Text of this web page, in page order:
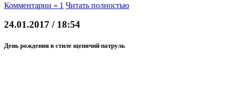
Комментарии » 1 Читать полностью
24.01.2017 / 18:54
День рождения в стиле щенячий патруль